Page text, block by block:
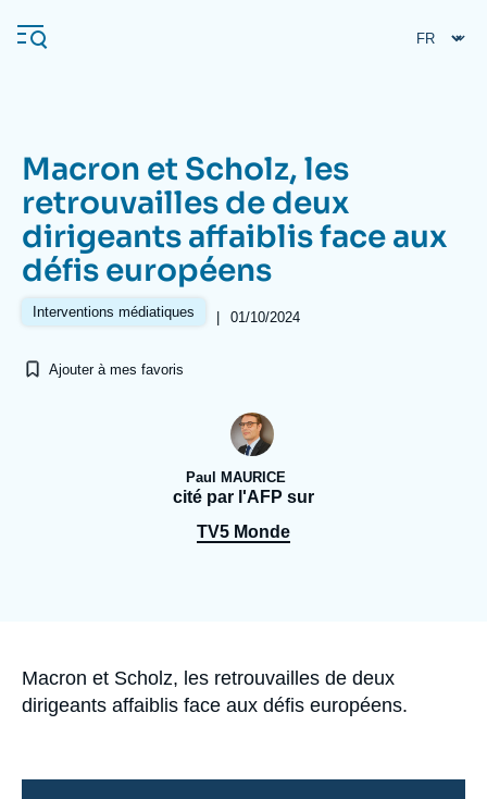
au
contenu
Navigation
principale
L'Ifri
Analyses
Se connecter
Macron et Scholz, les
retrouvailles de deux
dirigeants affaiblis face aux
défis européens
Interventions médiatiques | 01/10/2024
Ajouter à mes favoris
Paul MAURICE
cité par l'AFP sur
TV5 Monde
Accroche
Macron et Scholz, les retrouvailles de deux
dirigeants affaiblis face aux défis européens.